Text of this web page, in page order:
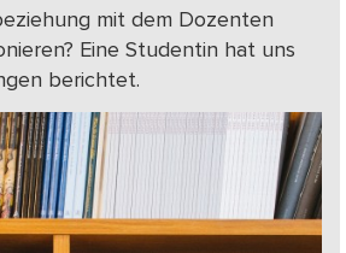
mit dem Dozenten
Eine Studentin hat uns
berichtet.